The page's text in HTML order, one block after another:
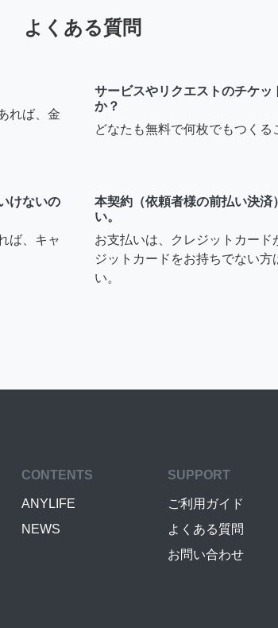
よくある質問
れば、金
サービスやリクエストのチケ
か？
どなたも無料で何枚でもつくる
けないの
ば、キャ
本契約（依頼者様の前払い決済
い。
お支払いは、クレジットカー
ジットカードをお持ちでない方
い。
CONTENTS
ANYLIFE
NEWS
SUPPORT
ご利用ガイド
よくある質問
お問い合わせ